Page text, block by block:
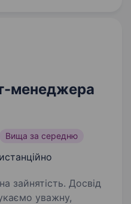
менеджера
Вища за середню
зайнятість. Досвід